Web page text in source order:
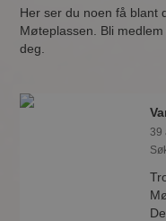
Her ser du noen få blant
Møteplassen. Bli
deg.
39